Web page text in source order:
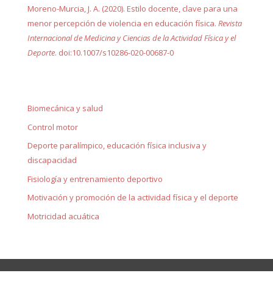
Moreno-Murcia, J. A. (2020). Estilo docente, clave para una
menor percepción de violencia en educación física. Revista
Internacional de Medicina y Ciencias de la Actividad Física y el
Deporte. doi:10.1007/s10286-020-00687-0
Biomecánica y salud
Control motor
Deporte paralímpico, educación física inclusiva y
discapacidad
Fisiología y entrenamiento deportivo
Motivación y promoción de la actividad física y el deporte
Motricidad acuática